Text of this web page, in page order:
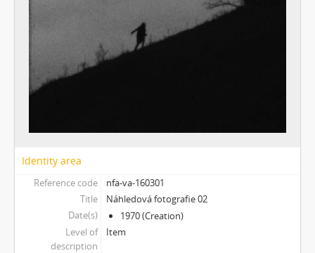
[Subseries] Otevřeno zavřeno otevřeno zavřeno...
[Subseries] Klatov
[Subseries] Jizvy, jiskry, jistoty
[Subseries] Země, světlo, vzduch
[Subseries] Painting
[Subseries] Yes No Yes
[Subseries] Píseň hlemýžďů jdoucích na pohřeb
[Subseries] Abstraktní animace ze 60. let
[Subseries] Barvy
[Subseries] Flare up
Identity area
Reference code
nfa-va-160301
Title
Náhledová fotografie 02
Date(s)
1970 (Creation)
Level of
description
Item